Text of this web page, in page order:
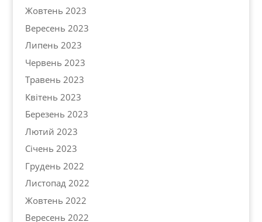
Жовтень 2023
Вересень 2023
Липень 2023
Червень 2023
Травень 2023
Квітень 2023
Березень 2023
Лютий 2023
Січень 2023
Грудень 2022
Листопад 2022
Жовтень 2022
Вересень 2022